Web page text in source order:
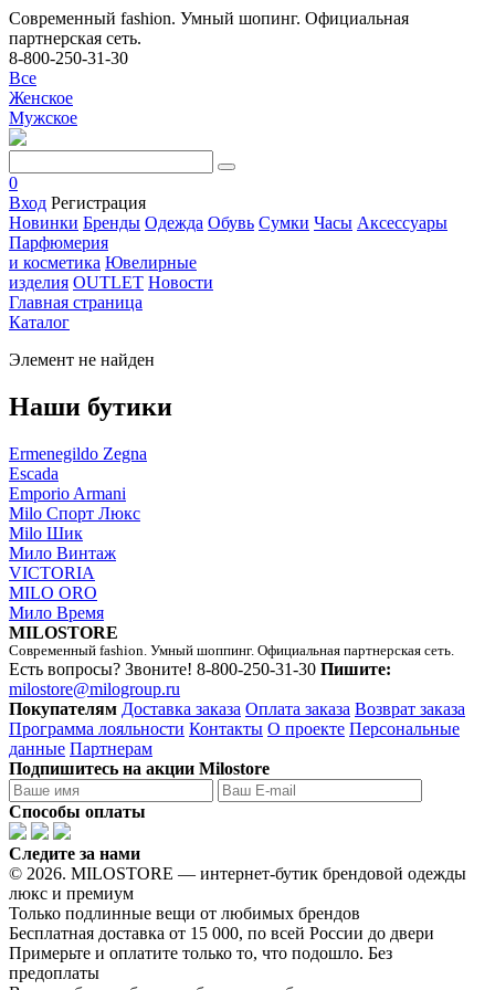
Современный fashion. Умный шопинг. Официальная
партнерская сеть.
8-800-250-31-30
Все
Женское
Мужское
0
Вход Регистрация
Новинки Бренды Одежда Обувь Сумки Часы Аксессуары
Парфюмерия
и косметика Ювелирные
изделия OUTLET Новости
Главная страница
Каталог
Элемент не найден
Наши бутики
Ermenegildo Zegna
Escada
Emporio Armani
Milo Спорт Люкс
Milo Шик
Мило Винтаж
VICTORIA
MILO ORO
Мило Время
MILOSTORE
Современный fashion. Умный шоппинг. Официальная партнерская сеть.
Есть вопросы? Звоните! 8-800-250-31-30 Пишите:
milostore@milogroup.ru
Покупателям Доставка заказа Оплата заказа Возврат заказа
Программа лояльности Контакты О проекте Персональные
данные Партнерам
Подпишитесь на акции Milostore
Способы оплаты
Следите за нами
© 2026. MILOSTORE — интернет-бутик брендовой одежды
люкс и премиум
Только подлинные вещи от любимых брендов
Бесплатная доставка от 15 000, по всей России до двери
Примерьте и оплатите только то, что подошло. Без
предоплаты